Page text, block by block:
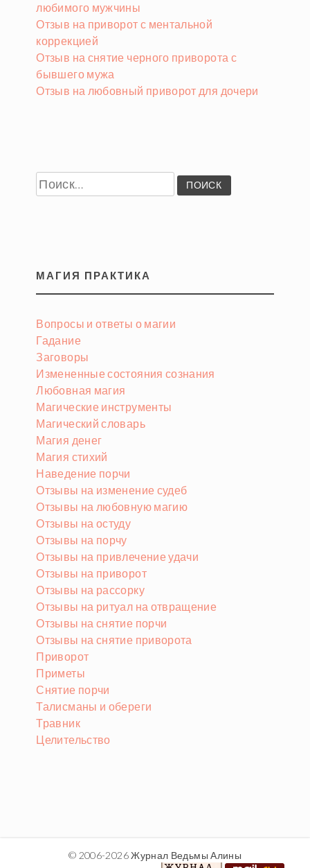
любимого мужчины
Отзыв на приворот с ментальной
коррекцией
Отзыв на снятие черного приворота с
бывшего мужа
Отзыв на любовный приворот для дочери
Найти:
МАГИЯ ПРАКТИКА
Вопросы и ответы о магии
Гадание
Заговоры
Измененные состояния сознания
Любовная магия
Магические инструменты
Магический словарь
Магия денег
Магия стихий
Наведение порчи
Отзывы на изменение судеб
Отзывы на любовную магию
Отзывы на остуду
Отзывы на порчу
Отзывы на привлечение удачи
Отзывы на приворот
Отзывы на рассорку
Отзывы на ритуал на отвращение
Отзывы на снятие порчи
Отзывы на снятие приворота
Приворот
Приметы
Снятие порчи
Талисманы и обереги
Травник
Целительство
© 2006-2026 Журнал Ведьмы Алины